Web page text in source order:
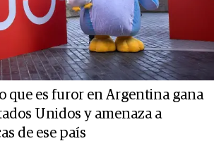
que es furor en Argentina gana
Unidos y amenaza a
de ese país